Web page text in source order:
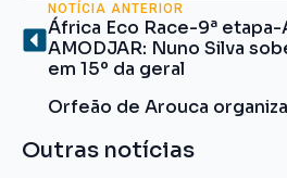
NOTÍCIA ANTERIOR
África Eco Race-9ª etapa-
AMODJAR: Nuno Silva
em 15º da geral
Orfeão de Arouca
Outras notícias